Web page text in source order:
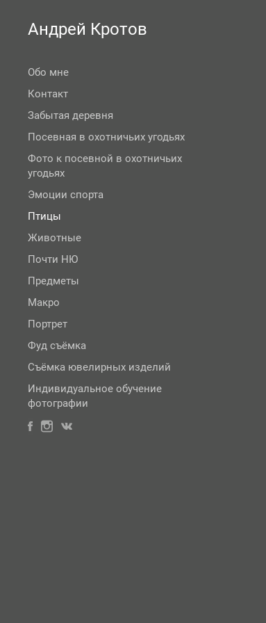
Андрей Кротов
Обо мне
Контакт
Забытая деревня
Посевная в охотничьих угодьях
Фото к посевной в охотничьих
угодьях
Эмоции спорта
Птицы
Животные
Почти НЮ
Предметы
Макро
Портрет
Фуд съёмка
Съёмка ювелирных изделий
Индивидуальное обучение
фотографии